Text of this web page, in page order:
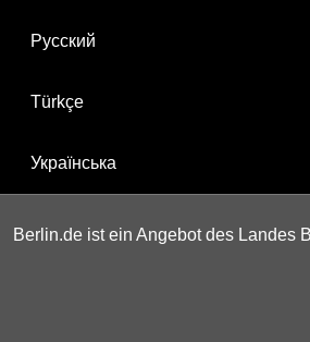
Русский
Türkçe
Українська
Berlin.de ist ein Angebot des Landes